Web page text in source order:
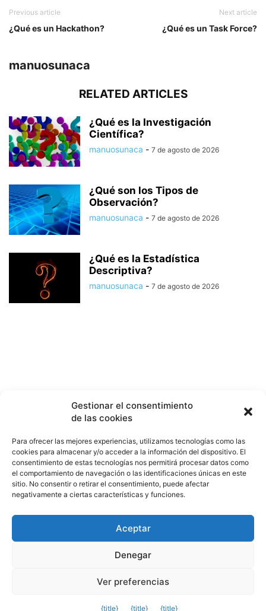
Previous article
¿Qué es un Hackathon?
Next article
¿Qué es un Task Force?
manuosunaca
RELATED ARTICLES
¿Qué es la Investigación
Científica?
manuosunaca - 7 de agosto de 2026
¿Qué son los Tipos de
Observación?
manuosunaca - 7 de agosto de 2026
¿Qué es la Estadística
Descriptiva?
manuosunaca - 7 de agosto de 2026
Politica de privacidad Aviso de cookies
© copyright2024
Gestionar el consentimiento
de las cookies
Para ofrecer las mejores experiencias, utilizamos tecnologías como las
cookies para almacenar y/o acceder a la información del dispositivo. El
consentimiento de estas tecnologías nos permitirá procesar datos como
el comportamiento de navegación o las identificaciones únicas en este
sitio. No consentir o retirar el consentimiento, puede afectar
negativamente a ciertas características y funciones.
Aceptar
Denegar
Ver preferencias
{title} {title} {title}